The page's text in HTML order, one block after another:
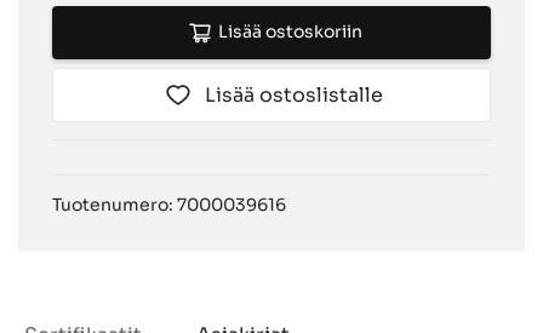
Lisää ostoskoriin
Lisää ostoslistalle
Tuotenumero: 7000039616